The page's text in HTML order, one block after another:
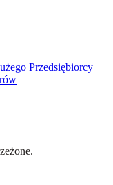
Przedsiębiorcy